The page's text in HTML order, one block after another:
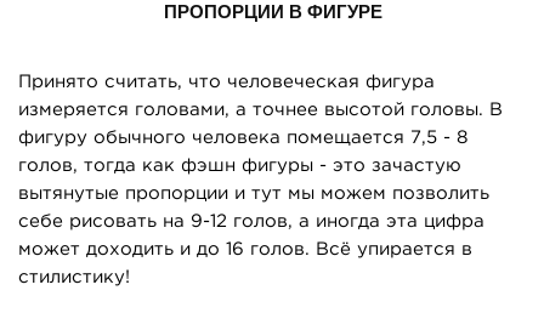
ПРОПОРЦИИ В ФИГУРЕ
вытягиваются ноги, а именно голени и стопы, также
удлиняете ноги, тогда руки тоже необходимо делать
чуть длиннее стандартной длины, а вот торс
остается в рамках человеческих пропорций. Иногда
помнить, что торс вместе с головой должен быть
короче чем ноги, а бедренная часть ноги короче
чем голень со стопами. Редко когда длинные торсы
и короткие голени смотрятся хорошо, разве что в
гротескном стиле, но и тут нужно соблюсти